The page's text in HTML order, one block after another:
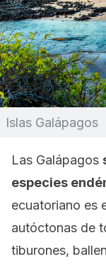
Islas Galápagos
Las Galápagos
especies
ecuatoriano es
autóctonas de
tiburones,